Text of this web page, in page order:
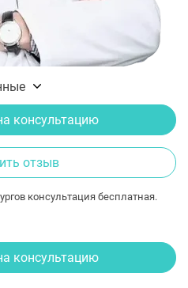
консультацию
отзыв
консультация бесплатная.
консультацию